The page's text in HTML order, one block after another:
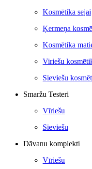
Kosmētika sejai
Ķermeņa
Kosmētika
Viriešu
Sieviešu
Smaržu Testeri
Vīriešu
Sieviešu
Dāvanu komplekti
Vīriešu